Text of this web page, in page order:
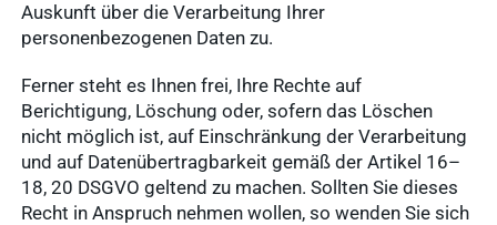
Auskunft über die Verarbeitung Ihrer
personenbezogenen Daten zu.
Ferner steht es Ihnen frei, Ihre Rechte auf
Berichtigung, Löschung oder, sofern das Löschen
nicht möglich ist, auf Einschränkung der Verarbeitung
und auf Datenübertragbarkeit gemäß der Artikel 16–
18, 20 DSGVO geltend zu machen. Sollten Sie dieses
Recht in Anspruch nehmen wollen, so wenden Sie sich